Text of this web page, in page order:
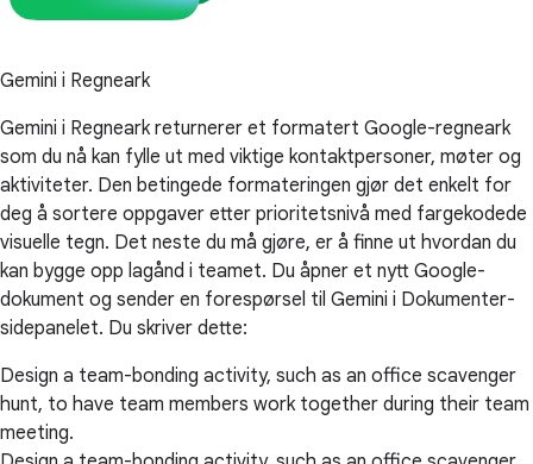
Gemini i Regneark
Gemini i Regneark returnerer et formatert Google-regneark
som du nå kan fylle ut med viktige kontaktpersoner, møter og
aktiviteter. Den betingede formateringen gjør det enkelt for
deg å sortere oppgaver etter prioritetsnivå med fargekodede
visuelle tegn. Det neste du må gjøre, er å finne ut hvordan du
kan bygge opp lagånd i teamet. Du åpner et nytt Google-
dokument og sender en forespørsel til Gemini i Dokumenter-
sidepanelet. Du skriver dette:
Design a team-bonding activity, such as an office scavenger
hunt, to have team members work together during their team
meeting.